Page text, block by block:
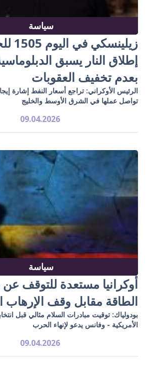
سياسة
إطلاق النار يسبق
بعدم تخفيف العقوبات
الرئيس الأوكراني: تراجع أسعار النفط إشارة
تواصل عملها في الشرق الأوسط والخليج
09.04.2026
سياسة
أوكرانيا مستعدة للتوقف
الطاقة مقابل وقف
بودولياك: توقيت مبادرات السلام مثالي قبل
الأمريكية - وفانس يدعو لإنهاء الحرب
09.04.2026